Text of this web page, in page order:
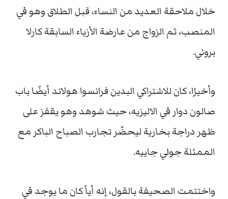
خلال ملاحقة العديد من النساء، قبل الطلاق وهو في
المنصب، ثم الزواج من عارضة الأزياء السابقة كارلا
بروني.
وأخيرًا، كان للاشتراكي البدين فرانسوا هولاند أيضًا باب
صالون دوار في الاليزيه، حيث شوهد وهو يقفز على
ظهر دراجة بخارية ليحضّر تجارب الصباح الباكر مع
الممثلة جولي جاييه.
واختتمت الصحيفة بالقول، إنه أياً كان ما يوجد في